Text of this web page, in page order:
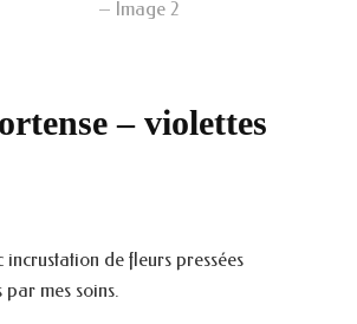
– violettes
incrustation de fleurs pressées
par mes soins.